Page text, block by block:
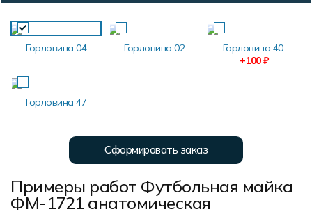
Горловина 04 Горловина 02
Горловина 40
+100 ₽
Горловина 47
Сформировать заказ
Примеры работ Футбольная майка
ФМ-1721 анатомическая